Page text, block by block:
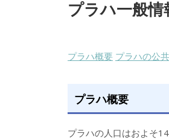
プラハ一般情
プラハ概要 プラハの公
プラハ概要
プラハの人口はおよそ